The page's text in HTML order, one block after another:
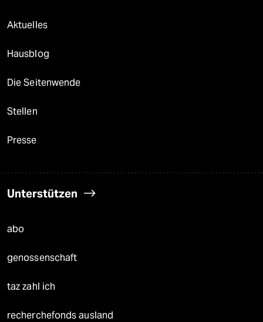
Aktuelles
Hausblog
Die Seitenwende
Stellen
Presse
Unterstützen
abo
genossenschaft
taz zahl ich
recherchefonds ausland